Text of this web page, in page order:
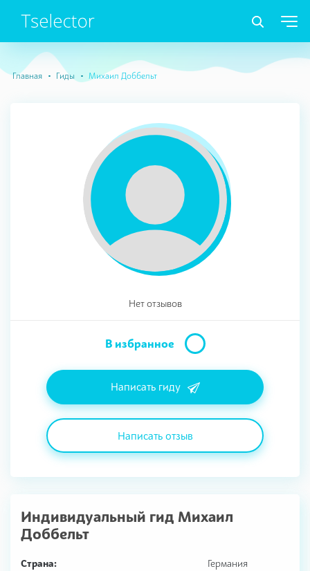
Главная Гиды Михаил Доббельт
Нет отзывов
В избранное
Написать гиду
Написать отзыв
Индивидуальный гид Михаил
Доббельт
Страна:
Германия